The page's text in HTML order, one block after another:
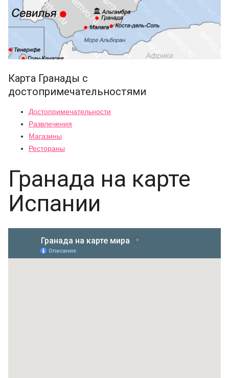
Карта Гранады с
достопримечательностями
Достопримечательности
Развлечения
Магазины
Рестораны
Гранада на карте
Испании